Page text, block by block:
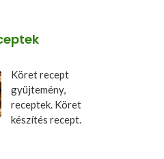
Köret recept
gyüjtemény,
receptek. Köret
készítés recept.